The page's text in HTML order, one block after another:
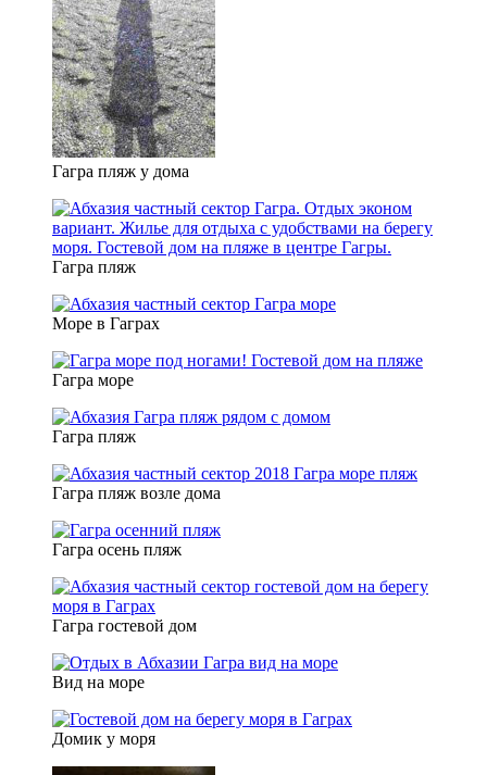
Гагра пляж у дома
Гагра пляж
Море в Гаграх
Гагра море
Гагра пляж
Гагра пляж возле дома
Гагра осень пляж
Гагра гостевой дом
Вид на море
Домик у моря